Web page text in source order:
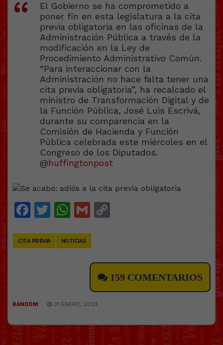
El Gobierno se ha comprometido a
poner fin en esta legislatura a la cita
previa obligatoria en las oficinas de la
Administración Pública a través de la
modificación en la Ley de
Procedimiento Administrativo Común.
“Para interaccionar con la
Administración no hace falta tener una
cita previa obligatoria”, ha recalcado el
ministro de Transformación Digital y de
la Función Pública, José Luis Escrivá,
durante su comparencia en la
Comisión de Hacienda y Función
Pública celebrada este miércoles en el
Congreso de los Diputados.
@huffingtonpost
Facebook
Twitter
WhatsApp
Gmail
CITA PREVIA NOTICIAS
159 COMENTARIOS
RANDOM 31 ENERO, 2024